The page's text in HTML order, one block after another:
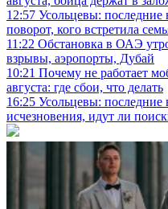
12:57 Усольцевы: последние
поворот, кого встретила
11:22 Обстановка в ОАЭ
взрывы, аэропорты, Дубай
10:21 Почему не работает
августа: где сбои, что делать
16:25 Усольцевы: последние
исчезновения, идут ли